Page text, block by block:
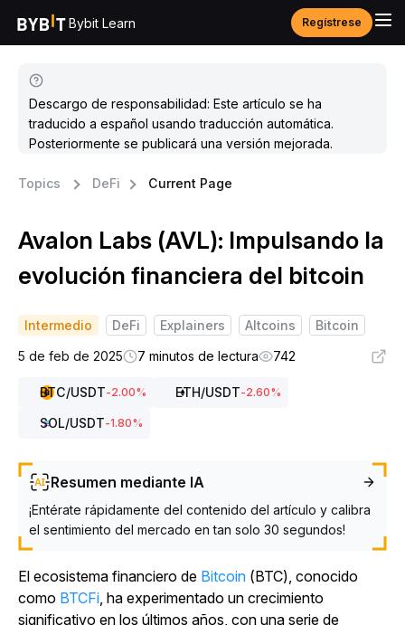
Bybit Learn Regístrese
Descargo de responsabilidad: Este artículo se ha
traducido a español usando traducción automática.
Posteriormente se publicará una versión mejorada.
Topics DeFi Current Page
Avalon Labs (AVL): Impulsando la
evolución financiera del bitcoin
Intermedio DeFi Explainers Altcoins
Bitcoin
5 de feb de 2025
7 minutos de lectura 742
BTC/USDT-2.00% ETH/USDT-2.60%
SOL/USDT-1.80%
Resumen mediante IA
¡Entérate rápidamente del contenido del artículo y calibra
el sentimiento del mercado en tan solo 30 segundos!
El ecosistema financiero de Bitcoin (BTC), conocido
como BTCFi, ha experimentado un crecimiento
significativo en los últimos años, con una serie de